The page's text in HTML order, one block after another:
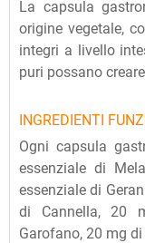
La capsula
origine vegetale,
integri a livello
puri possano
INGREDIENTI
Ogni capsula
essenziale di
essenziale di
di Cannella, 20
Garofano, 20 mg